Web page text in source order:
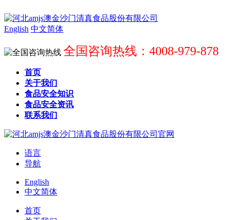
English 中文简体
全国咨询热线：4008-979-878
首页
关于我们
食品安全知识
食品安全资讯
联系我们
语言
导航
English
中文简体
首页